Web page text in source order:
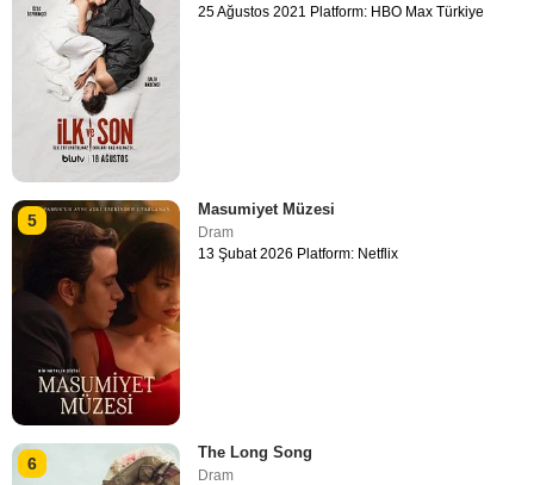
25 Ağustos 2021 Platform: HBO Max Türkiye
5
Masumiyet Müzesi
Dram
13 Şubat 2026 Platform: Netflix
6
The Long Song
Dram